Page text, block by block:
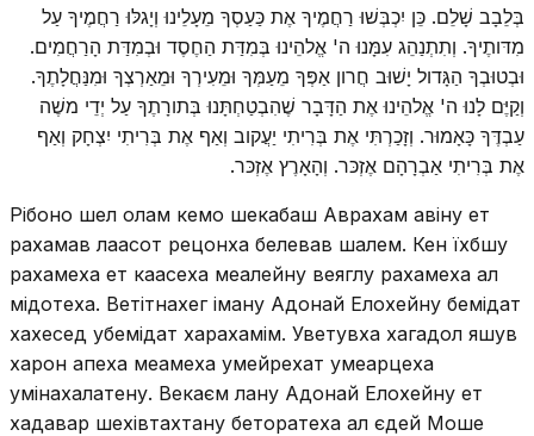
בְּלֵבָב שָׁלֵם. כֵּן יִכְבְּשׁוּ רַחֲמֶיךָ אֶת כַּעַסְךָ מֵעָלֵינוּ וְיָגלּוּ רַחֲמֶיךָ עַל
מִדּותֶיךָ. וְתִתְנַהֵג עִמָּנוּ ה' אֱלהֵינוּ בְּמִדַּת הַחֶסֶד וּבְמִדַּת הָרַחֲמִים.
וּבְטוּבְךָ הַגָּדול יָשׁוּב חֲרון אַפְּךָ מֵעַמְּךָ וּמֵעִירְךָ וּמֵאַרְצְךָ וּמִנַּחֲלָתֶךָ.
וְקַיֶּם לָנוּ ה' אֱלהֵינוּ אֶת הַדָּבָר שֶׁהִבְטַחְתָּנוּ בְּתורָתֶךָ עַל יְדֵי משֶׁה
עַבְדֶּךָ כָּאָמוּר. וְזָכַרְתִּי אֶת בְּרִיתִי יַעֲקוב וְאַף אֶת בְּרִיתִי יִצְחָק וְאַף
אֶת בְּרִיתִי אַבְרָהָם אֶזְכּר. וְהָאָרֶץ אֶזְכּר.
Рібоно шел олам кемо шекабаш Аврахам авіну ет
рахамав лаасот рецонха белевав шалем. Кен їхбшу
рахамеха ет каасеха меалейну веяглу рахамеха ал
мідотеха. Ветітнахег іману Адонай Елохейну бемідат
хахесед убемідат харахамім. Уветувха хагадол яшув
харон апеха меамеха умейрехат умеарцеха
умінахалатену. Векаєм лану Адонай Елохейну ет
хадавар шехівтахтану беторатеха ал єдей Моше